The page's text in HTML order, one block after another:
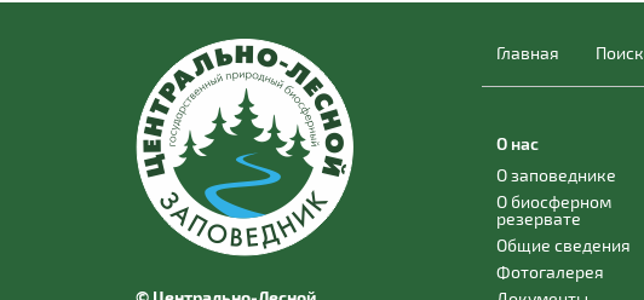
Главная Поиск
О нас
О заповеднике
О биосферном
резервате
Общие сведения
Фотогалерея